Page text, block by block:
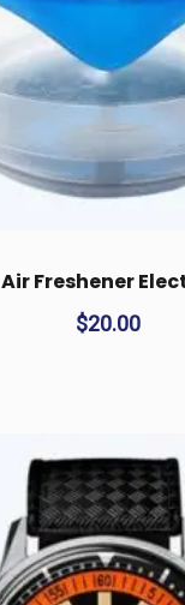
Air Freshener
$20.00